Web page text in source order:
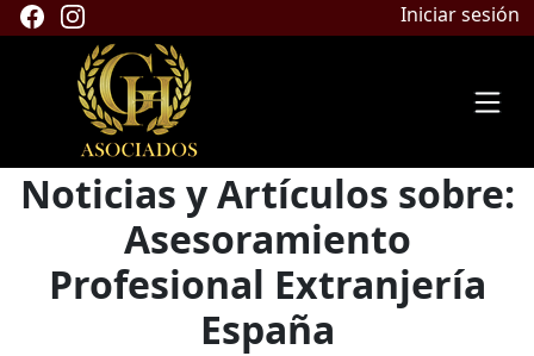
Iniciar sesión
Noticias y Artículos sobre:
Asesoramiento
Profesional Extranjería
España